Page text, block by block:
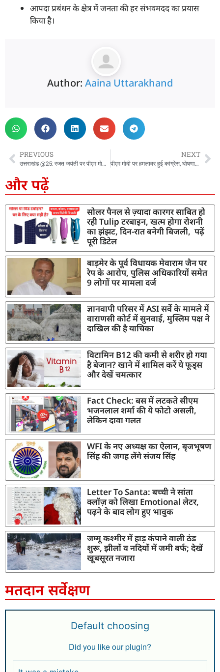
आपदा प्रबंधन के क्षेत्र में जनता की हर संभवमदद का प्रयास
किया है।
Author: Aaina Uttarakhand
PREVIOUS
उत्तराखंड @25: रजत जयंती पर पीएम मोदी ने दी 8260 करोड़ की सौगात, कई योजनाओं का किया लोकार्पण और शिलान्यास
NEXT
पीएम मोदी पर हमलावर हुई कांग्रेस, घोषणाओं को लेकर उठाये सवाल, सरकार पर कसा तंज
और पढ़ें
सोलर पैनल से ज़्यादा कारगर साबित हो
रही Tulip टरबाइन, खत्म होगा रोशनी
का झंझट, दिन-रात बनेगी बिजली, पढ़ें
पूरी डिटेल
बाड़मेर के पूर्व विधायक मेवाराम जैन पर
रेप के आरोप, पुलिस अधिकारियों समेत
9 लोगों पर मामला दर्ज
ज्ञानवापी परिसर में ASI सर्वे के मामले में
वाराणसी कोर्ट में सुनवाई, मुस्लिम पक्ष ने
दाखिल की है याचिका
विटामिन B12 की कमी से शरीर हो गया
है बेजान? खाने में शामिल करें ये फूड्स
और देखें चमत्कार
Fact Check: बस में लटकते सीएम
भजनलाल शर्मा की ये फोटो असली,
लेकिन दावा गलत
WFI के नए अध्यक्ष का ऐलान, बृजभूषण
सिंह की जगह लेंगे संजय सिंह
Letter To Santa: बच्ची ने सांता
क्लॉज़ को लिखा Emotional लेटर,
पढ़ने के बाद लोग हुए भावुक
जम्मू कश्मीर में हाड़ कंपाने वाली ठंड
शुरू, झीलों व नदियों में जमी बर्फ; देखें
खूबसूरत नजारा
मतदान सर्वेक्षण
Default choosing
Did you like our plugin?